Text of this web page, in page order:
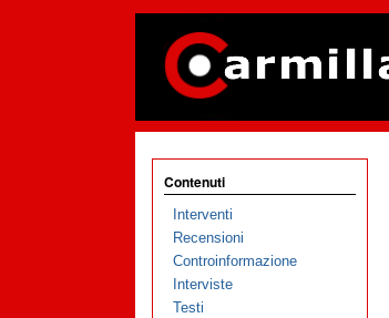
Contenuti
Interventi
Recensioni
Controinformazione
Interviste
Testi